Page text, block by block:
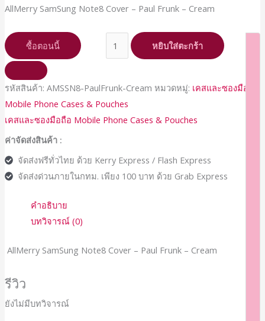
AllMerry SamSung Note8 Cover – Paul Frunk – Cream
ซื้อตอนนี้ หยิบใส่ตะกร้า
รหัสสินค้า: AMSSN8-PaulFrunk-Cream หมวดหมู่: เคสและซองมือถือ
Mobile Phone Cases & Pouches
เคสและซองมือถือ Mobile Phone Cases & Pouches
ค่าจัดส่งสินค้า :
จัดส่งฟรีทั่วไทย ด้วย Kerry Express / Flash Express
จัดส่งด่วนภายในกทม. เพียง 100 บาท ด้วย Grab Express
คำอธิบาย
บทวิจารณ์ (0)
AllMerry SamSung Note8 Cover – Paul Frunk – Cream
รีวิว
ยังไม่มีบทวิจารณ์